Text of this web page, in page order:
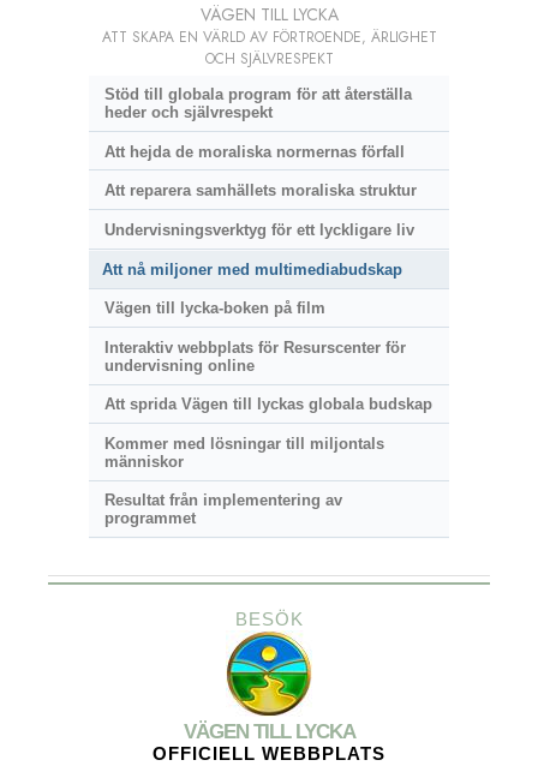
VÄGEN TILL LYCKA
ATT SKAPA EN VÄRLD AV FÖRTROENDE, ÄRLIGHET
OCH SJÄLVRESPEKT
Stöd till globala program för att återställa
heder och självrespekt
Att hejda de moraliska normernas förfall
Att reparera samhällets moraliska struktur
Undervisningsverktyg för ett lyckligare liv
Att nå miljoner med multimediabudskap
Vägen till lycka-boken på film
Interaktiv webbplats för Resurscenter för
undervisning online
Att sprida Vägen till lyckas globala budskap
Kommer med lösningar till miljontals
människor
Resultat från implementering av
programmet
BESÖK
VÄGEN TILL LYCKA
OFFICIELL WEBBPLATS